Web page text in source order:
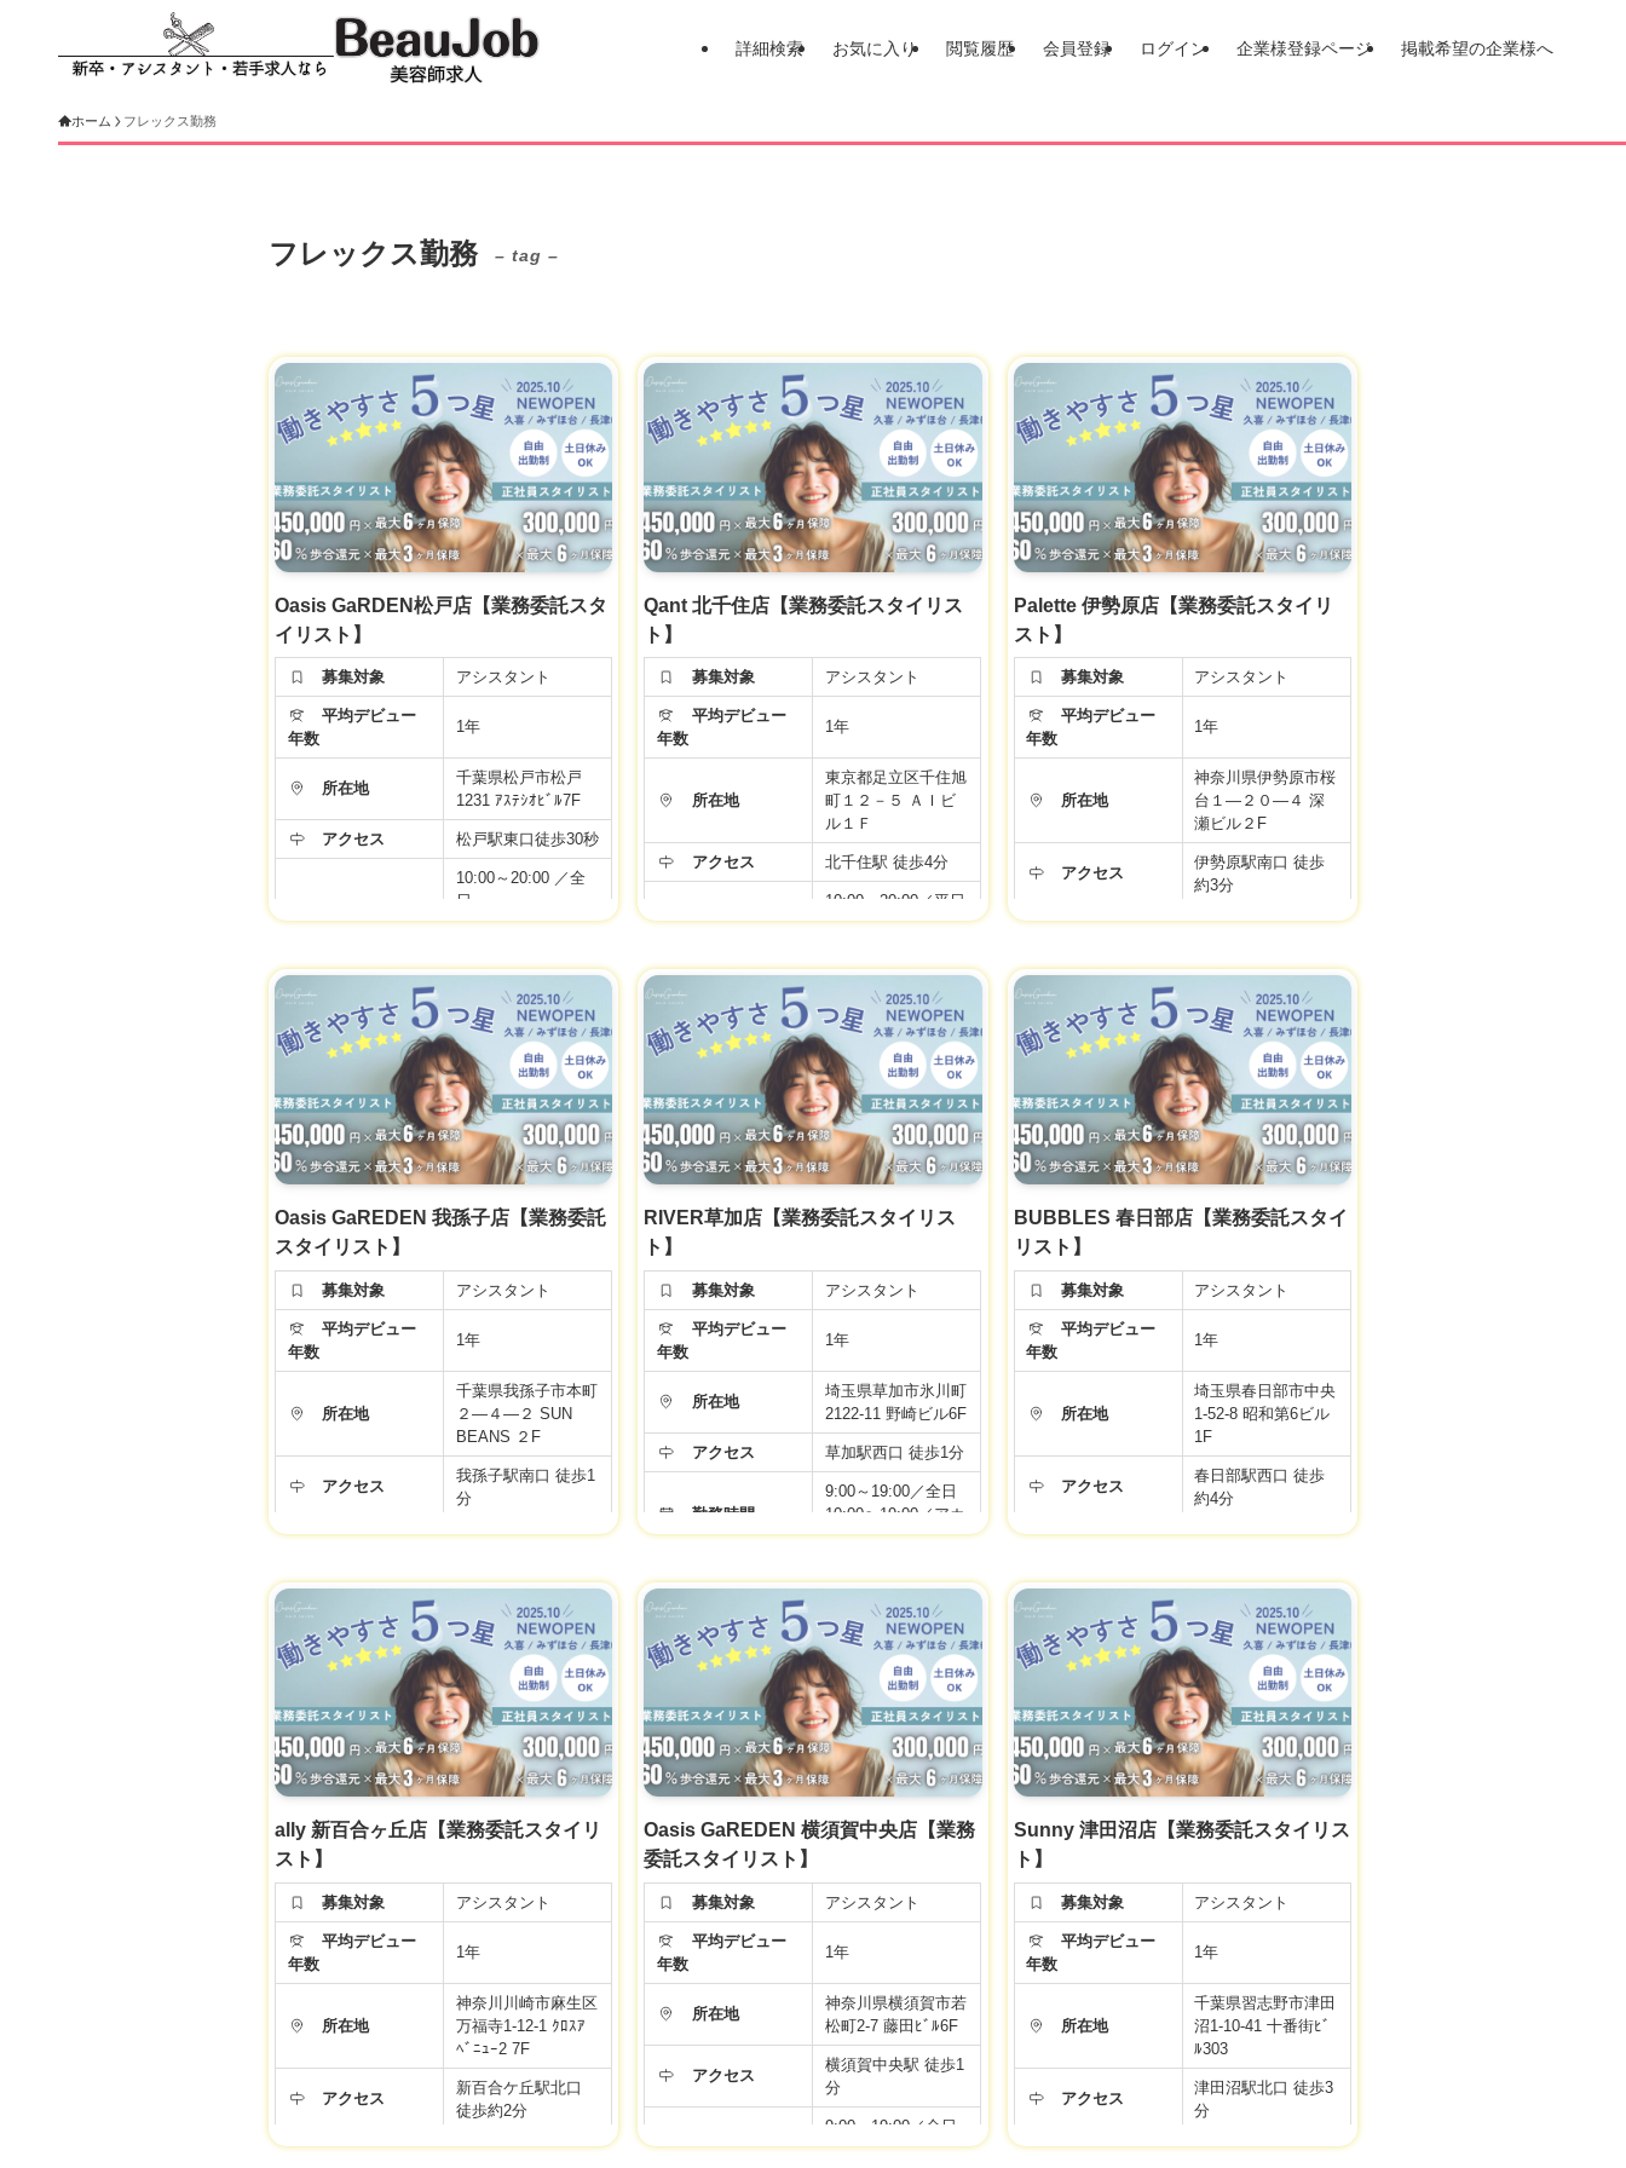
詳細検索 お気に入り 閲覧履歴 会員登録 ログイン 企業様登録ページ 掲載希望の企業様へ
ホーム フレックス勤務
フレックス勤務 – tag –
Oasis GaRDEN松戸店【業務委託スタ
イリスト】
募集対象 アシスタント
平均デビュー
年数
1年
所在地
千葉県松戸市松戸
1231 ｱｽﾃｼｵﾋﾞﾙ7F
アクセス 松戸駅東口徒歩30秒
10:00～20:00 ／全
日
10:00〜19:00／アカ
給与
月給 24万円
【正社員アシスタン
ト】
◆基本給20万＋選べ
る手当て4万 (スタ
イリスト準備手当
て・住宅手当・奨学
金手当)＋交通費＋
社会保険完備
※新卒・中途ともに
す♪
福利厚生
▼社会保険完備
▼有給休暇
▼資格手当
▼店販手当
▼役職手当
▼技術手当
▼歩合給あり
▼交通費支給
度
労働条件などの内容が最新ではない場合があります。
面接時、事業者様に改めてご確認ください。
Qant 北千住店【業務委託スタイリス
ト】
募集対象 アシスタント
平均デビュー
年数
1年
所在地
東京都足立区千住旭
町１２－５ ＡＩビ
ル１Ｆ
アクセス 北千住駅 徒歩4分
10:00～20:00／平日
9:00～19:00／土日
10:00〜19:00／アカ
デミー
年間休日 99日
月給 24万円
【正社員アシスタン
ト】
◆基本給20万＋選べ
る手当て4万 (スタ
イリスト準備手当
て・住宅手当・奨学
金手当)＋交通費＋
※新卒・中途ともに
同じ給与スタートで
▼有給休暇
▼土日祝日休み
▼資格手当
▼店販手当
▼役職手当
▼技術手当
▼社員雇用あり
▼FC・独立支援制
度
労働条件などの内容が最新ではない場合があります。
面接時、事業者様に改めてご確認ください。
Palette 伊勢原店【業務委託スタイリ
スト】
募集対象 アシスタント
平均デビュー
年数
1年
所在地
神奈川県伊勢原市桜
台１―２０―４ 深
瀬ビル２F
アクセス
伊勢原駅南口 徒歩
約3分
9:00～19:00／全日
デミー
年間休日 99日
給与
月給 24万円
【正社員アシスタン
ト】
◆基本給20万＋選べ
る手当て4万 (スタ
イリスト準備手当
て・住宅手当・奨学
金手当)＋交通費＋
社会保険完備
同じ給与スタートで
す♪
福利厚生
▼社会保険完備
▼土日祝日休み
▼資格手当
▼店販手当
▼役職手当
▼技術手当
▼歩合給あり
▼FC・独立支援制
労働条件などの内容が最新ではない場合があります。
面接時、事業者様に改めてご確認ください。
Oasis GaREDEN 我孫子店【業務委託
スタイリスト】
募集対象 アシスタント
平均デビュー
年数
1年
所在地
千葉県我孫子市本町
２―４―２ SUN
BEANS ２F
アクセス
我孫子駅南口 徒歩1
分
10:00～20:00／全日
デミー
年間休日 99日
給与
月給 24万円
【正社員アシスタン
ト】
◆基本給20万＋選べ
る手当て4万 (スタ
イリスト準備手当
て・住宅手当・奨学
金手当)＋交通費＋
社会保険完備
同じ給与スタートで
す♪
福利厚生
▼社会保険完備
▼土日祝日休み
▼資格手当
▼店販手当
▼役職手当
▼技術手当
▼歩合給あり
RIVER草加店【業務委託スタイリス
ト】
募集対象 アシスタント
平均デビュー
年数
1年
所在地
埼玉県草加市氷川町
2122-11 野崎ビル6F
アクセス 草加駅西口 徒歩1分
勤務時間
9:00～19:00／全日
10:00〜19:00／アカ
デミー
年間休日 99日
給与
月給 24万円
【正社員アシスタン
ト】
◆基本給20万＋選べ
る手当て4万 (スタ
イリスト準備手当
て・住宅手当・奨学
金手当)＋交通費＋
社会保険完備
※新卒・中途ともに
同じ給与スタートで
福利厚生
▼社会保険完備
▼有給休暇
▼土日祝日休み
▼店販手当
▼役職手当
▼技術手当
▼歩合給あり
▼交通費支給
▼週休2日制
BUBBLES 春日部店【業務委託スタイ
リスト】
募集対象 アシスタント
平均デビュー
年数
1年
所在地
埼玉県春日部市中央
1-52-8 昭和第6ビル
1F
アクセス
春日部駅西口 徒歩
約4分
勤務時間
10:00～20:00／平日
祝
10:00〜19:00／アカ
デミー
年間休日 99日
給与
月給 24万円
【正社員アシスタン
ト】
◆基本給20万＋選べ
る手当て4万 (スタ
イリスト準備手当
て・住宅手当・奨学
社会保険完備
※新卒・中途ともに
す♪
▼社会保険完備
▼有給休暇
▼土日祝日休み
▼資格手当
▼店販手当
▼役職手当
ally 新百合ヶ丘店【業務委託スタイリ
スト】
募集対象 アシスタント
平均デビュー
年数
1年
所在地
神奈川川崎市麻生区
万福寺1-12-1 ｸﾛｽｱ
ﾍﾞﾆｭｰ2 7F
アクセス
新百合ケ丘駅北口
徒歩約2分
9:00～19:00／全日
Oasis GaREDEN 横須賀中央店【業務
委託スタイリスト】
募集対象 アシスタント
平均デビュー
年数
1年
所在地
神奈川県横須賀市若
松町2-7 藤田ﾋﾞﾙ6F
アクセス
横須賀中央駅 徒歩1
分
勤務時間
9:00～19:00／全日
10:00〜19:00／アカ
Sunny 津田沼店【業務委託スタイリス
ト】
募集対象 アシスタント
平均デビュー
年数
1年
所在地
千葉県習志野市津田
沼1-10-41 十番街ﾋﾞ
ﾙ303
アクセス
津田沼駅北口 徒歩3
分
10:00～20:00／平日